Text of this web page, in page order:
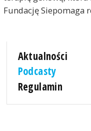
Fundację Siepomaga
Aktualności
Podcasty
Regulamin